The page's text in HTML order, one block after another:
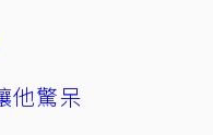
他驚呆